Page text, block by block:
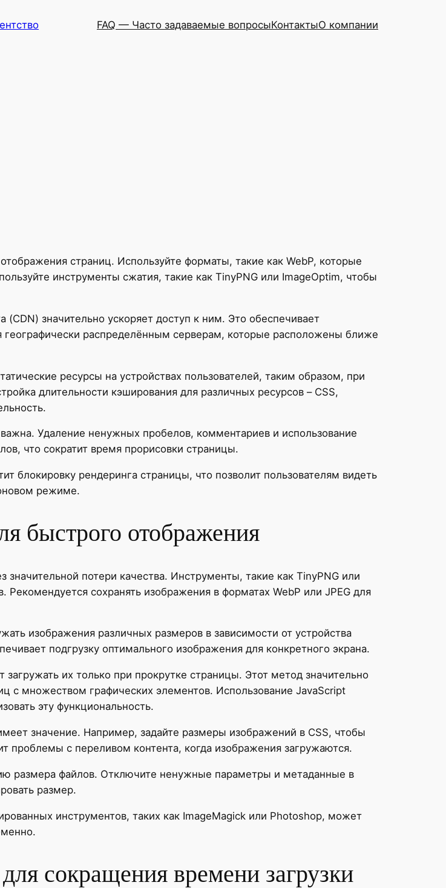
FAQ — Часто задаваемые вопросыКонтактыО компании
страниц. Используйте форматы, такие как WebP, которые
инструменты сжатия, такие как TinyPNG или ImageOptim, чтобы
(CDN) значительно ускоряет доступ к ним. Это обеспечивает
географически распределённым серверам, которые расположены ближе
ресурсы на устройствах пользователей, таким образом, при
длительности кэширования для различных ресурсов – CSS,
Удаление ненужных пробелов, комментариев и использование
что сократит время прорисовки страницы.
блокировку рендеринга страницы, что позволит пользователям видеть
режиме.
быстрого отображения
потери качества. Инструменты, такие как TinyPNG или
сохранять изображения в форматах WebP или JPEG для
изображения различных размеров в зависимости от устройства
подгрузку оптимального изображения для конкретного экрана.
загружать их только при прокрутке страницы. Этот метод значительно
с множеством графических элементов. Использование JavaScript
эту функциональность.
значение. Например, задайте размеры изображений в CSS, чтобы
проблемы с переливом контента, когда изображения загружаются.
размера файлов. Отключите ненужные параметры и метаданные в
размер.
инструментов, таких как ImageMagick или Photoshop, может
сокращения времени загрузки